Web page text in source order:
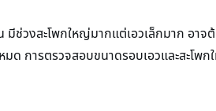
วงสะโพกใหญ่มากแต่เอวเล็กมาก อาจ
ด การตรวจสอบขนาดรอบเอวและสะโพ